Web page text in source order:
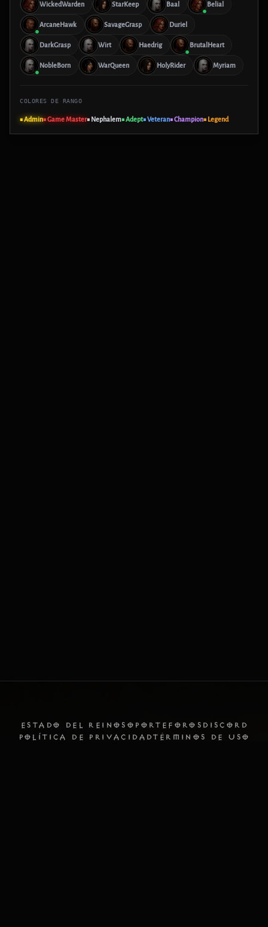
WickedWarden StarKeep Baal Belial
ArcaneHawk SavageGrasp Duriel
DarkGrasp Wirt Haedrig BrutalHeart
NobleBorn WarQueen HolyRider Myriam
COLORES DE RANGO
■ Admin■ Game Master■ Nephalem■ Adept■ Veteran■ Champion■ Legend
ESTADO DEL REINO SOPORTE FOROS DISCORD
POLÍTICA DE PRIVACIDADTÉRMINOS DE USO